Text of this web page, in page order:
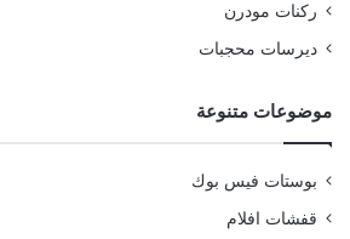
ركنات مودرن
ديرسات محجبات
موضوعات متنوعة
بوستات فيس بوك
قفشات افلام